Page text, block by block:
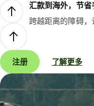
汇款到海外，节省
跨越距离的障碍，
注册 了解更多